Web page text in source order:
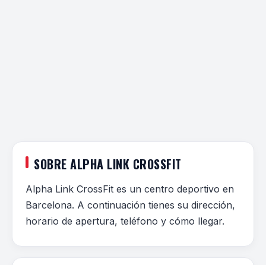
SOBRE ALPHA LINK CROSSFIT
Alpha Link CrossFit es un centro deportivo en
Barcelona. A continuación tienes su dirección,
horario de apertura, teléfono y cómo llegar.